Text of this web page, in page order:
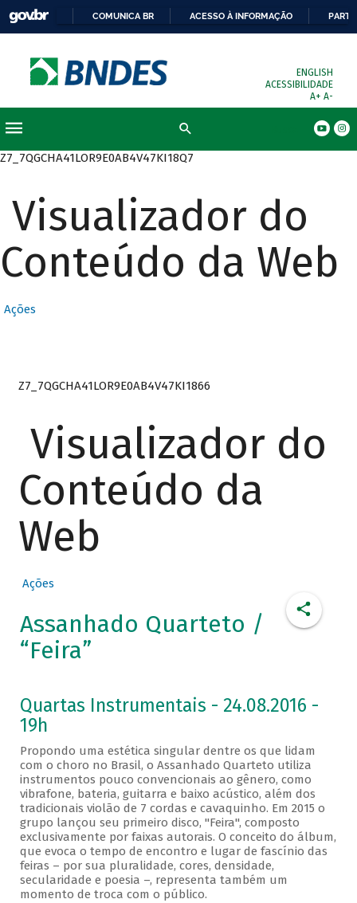
COMUNICA BR ACESSO À INFORMAÇÃO
ENGLISH
ACESSIBILIDADE
A+ A-
Z7_7QGCHA41LOR9E0AB4V47KI18Q7
Visualizador do
Conteúdo da Web
Ações
Z7_7QGCHA41LOR9E0AB4V47KI1866
Visualizador do
Conteúdo da
Web
Ações
Assanhado Quarteto /
“Feira”
Quartas Instrumentais - 24.08.2016 -
19h
Propondo uma estética singular dentre os que lidam
com o choro no Brasil, o Assanhado Quarteto utiliza
instrumentos pouco convencionais ao gênero, como
vibrafone, bateria, guitarra e baixo acústico, além dos
tradicionais violão de 7 cordas e cavaquinho. Em 2015 o
grupo lançou seu primeiro disco, "Feira", composto
exclusivamente por faixas autorais. O conceito do álbum,
que evoca o tempo de encontro e lugar de fascínio das
feiras – por sua pluralidade, cores, densidade,
secularidade e poesia –, representa também um
momento de troca com o público.